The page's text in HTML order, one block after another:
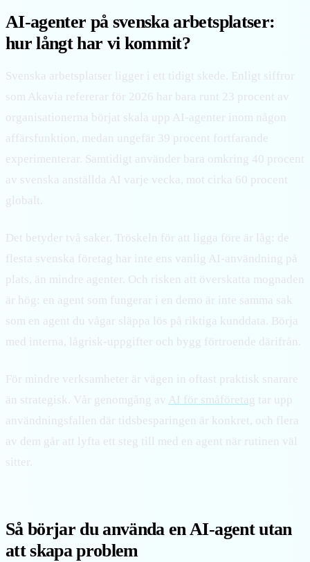
AI-agenter på svenska arbetsplatser:
hur långt har vi kommit?
Svenska arbetsplatser ligger i ett tidigt skede. Enligt siffror
som Akavia refererar för 2026 har bara runt 23 procent av
organisationerna börjat skala upp AI-agenter inom någon
affärsfunktion, medan ungefär 39 procent fortfarande
experimenterar. Samtidigt använder bara omkring 40 procent
av svenska anställda AI varje vecka, mot cirka 60 procent
globalt.
Det betyder två saker. Tröskeln för att ligga före är låg: de
flesta svenska företag har inte ens vanlig AI-användning på
plats, än mindre agenter. Och risken att överskatta mognaden
är hög: en agent som fungerar i en demo är inte samma sak
som en agent du vågar släppa lös på riktiga kunddata. Börja
med interna, lågrisk-uppgifter och bygg förtroende därifrån.
För mindre verksamheter är vägen in oftast praktisk snarare
än strategisk. Vår genomgång av
AI för småföretag tar upp
användningsfallen där tidsbesparingen är konkret, och flera
av dem går att lyfta ett steg till med en agent när rutinen väl
sitter.
Så börjar du använda en AI-agent utan
att skapa problem